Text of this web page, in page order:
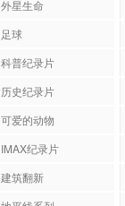
外星生命
足球
科普纪录片
历史纪录片
可爱的动物
IMAX纪录片
建筑翻新